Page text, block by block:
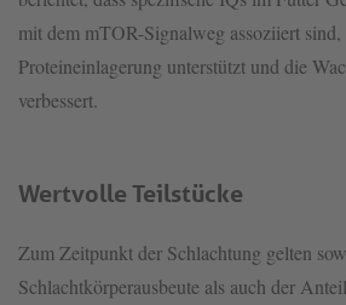
mit dem mTOR-Signalweg assoziiert sind,
Proteineinlagerung unterstützt und die
verbessert.
Wertvolle Teilstücke
Zum Zeitpunkt der Schlachtung gelten
Schlachtkörperausbeute als auch der